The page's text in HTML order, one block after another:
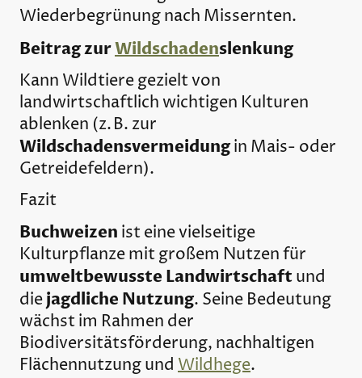
Wiederbegrünung nach Missernten.
Beitrag zurWildschadenslenkung
Kann Wildtiere gezielt von
landwirtschaftlich wichtigen Kulturen
ablenken (z. B. zur
Wildschadensvermeidungin Mais- oder
Getreidefeldern).
Fazit
Buchweizen ist eine vielseitige
Kulturpflanze mit großem Nutzen für
umweltbewusste Landwirtschaftund
diejagdliche Nutzung. Seine Bedeutung
wächst im Rahmen der
Biodiversitätsförderung, nachhaltigen
Flächennutzung und Wildhege.